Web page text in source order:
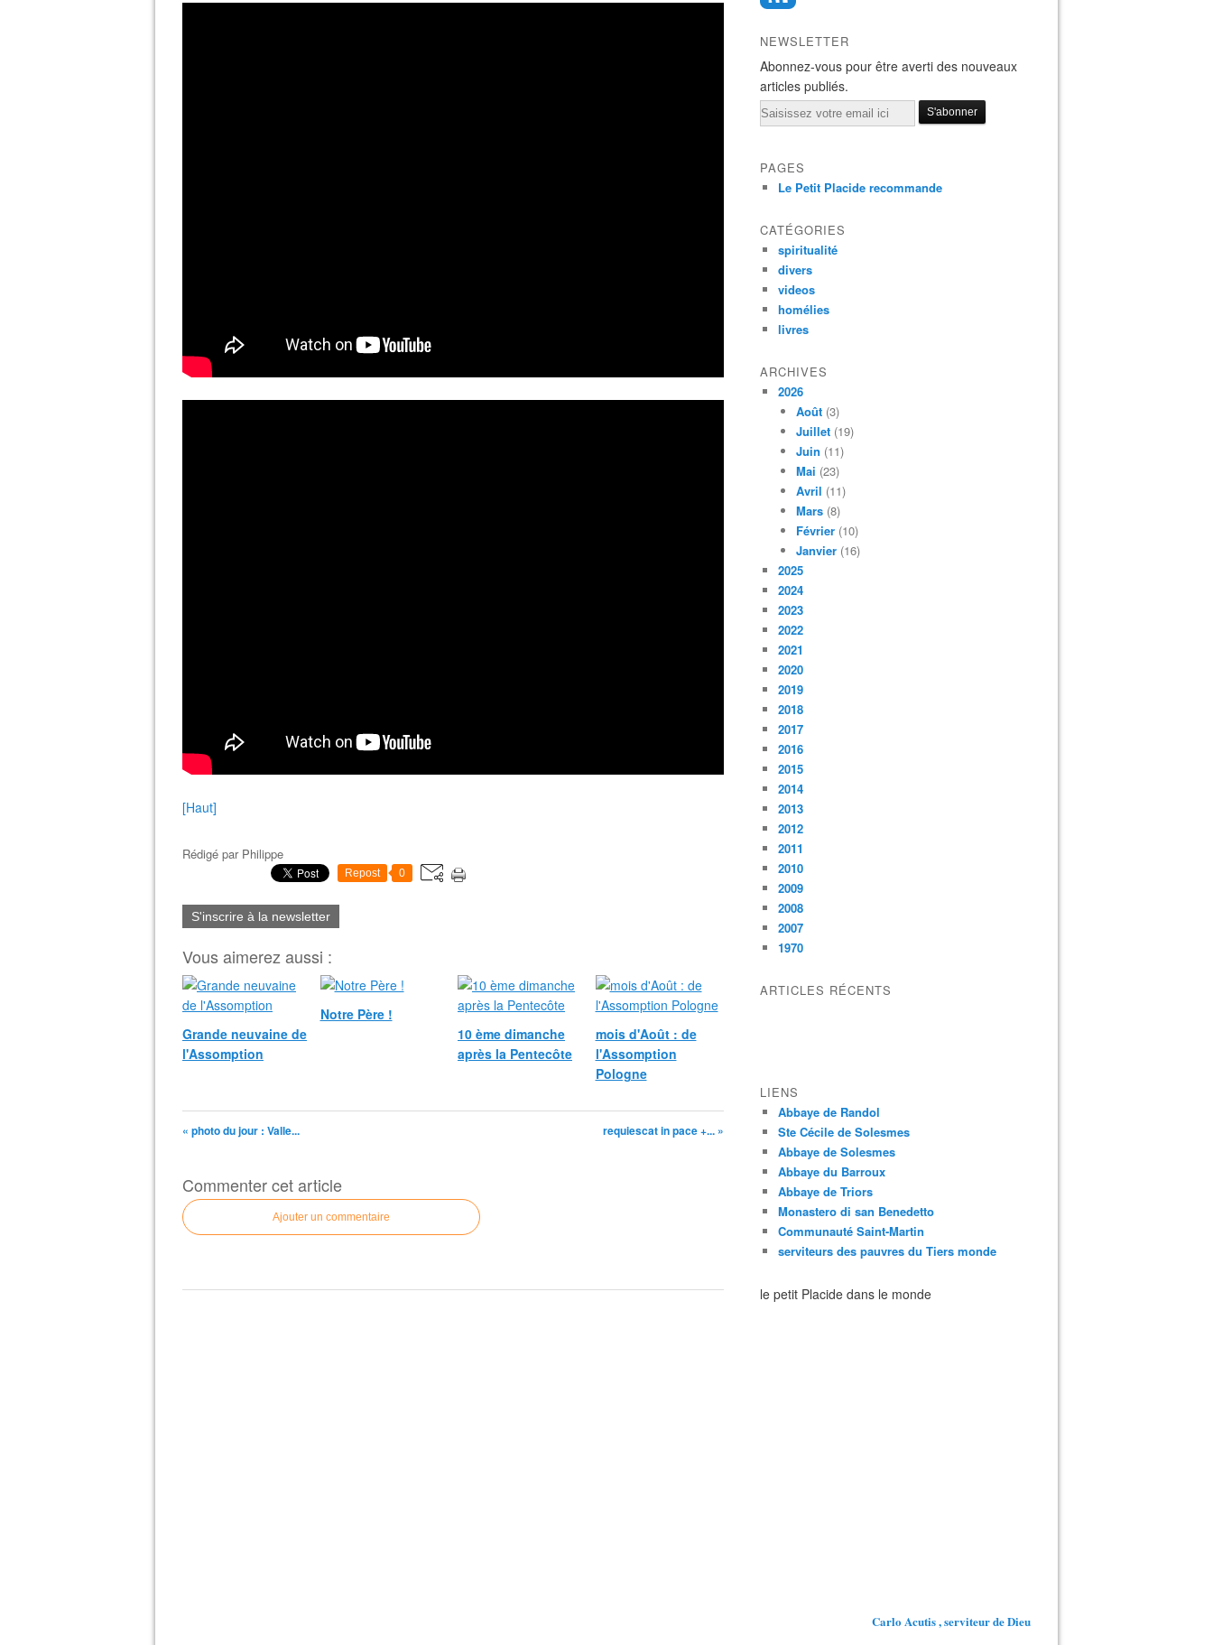
[Haut]
Rédigé par Philippe
Repost 0
S'inscrire à la newsletter
Vous aimerez aussi :
Grande neuvaine de
l'Assomption
Notre Père !
10 ème dimanche
après la Pentecôte
mois d'Août : de
l'Assomption
Pologne
« photo du jour : Valle... requiescat in pace +... »
Commenter cet article
Ajouter un commentaire
NEWSLETTER
Abonnez-vous pour être averti des nouveaux
articles publiés.
Email
PAGES
Le Petit Placide recommande
CATÉGORIES
spiritualité
divers
videos
homélies
livres
ARCHIVES
2026
Août (3)
Juillet (19)
Juin (11)
Mai (23)
Avril (11)
Mars (8)
Février (10)
Janvier (16)
2025
2024
2023
2022
2021
2020
2019
2018
2017
2016
2015
2014
2013
2012
2011
2010
2009
2008
2007
1970
ARTICLES RÉCENTS
LIENS
Abbaye de Randol
Ste Cécile de Solesmes
Abbaye de Solesmes
Abbaye du Barroux
Abbaye de Triors
Monastero di san Benedetto
Communauté Saint-Martin
serviteurs des pauvres du Tiers monde
le petit Placide dans le monde
Carlo Acutis , serviteur de Dieu